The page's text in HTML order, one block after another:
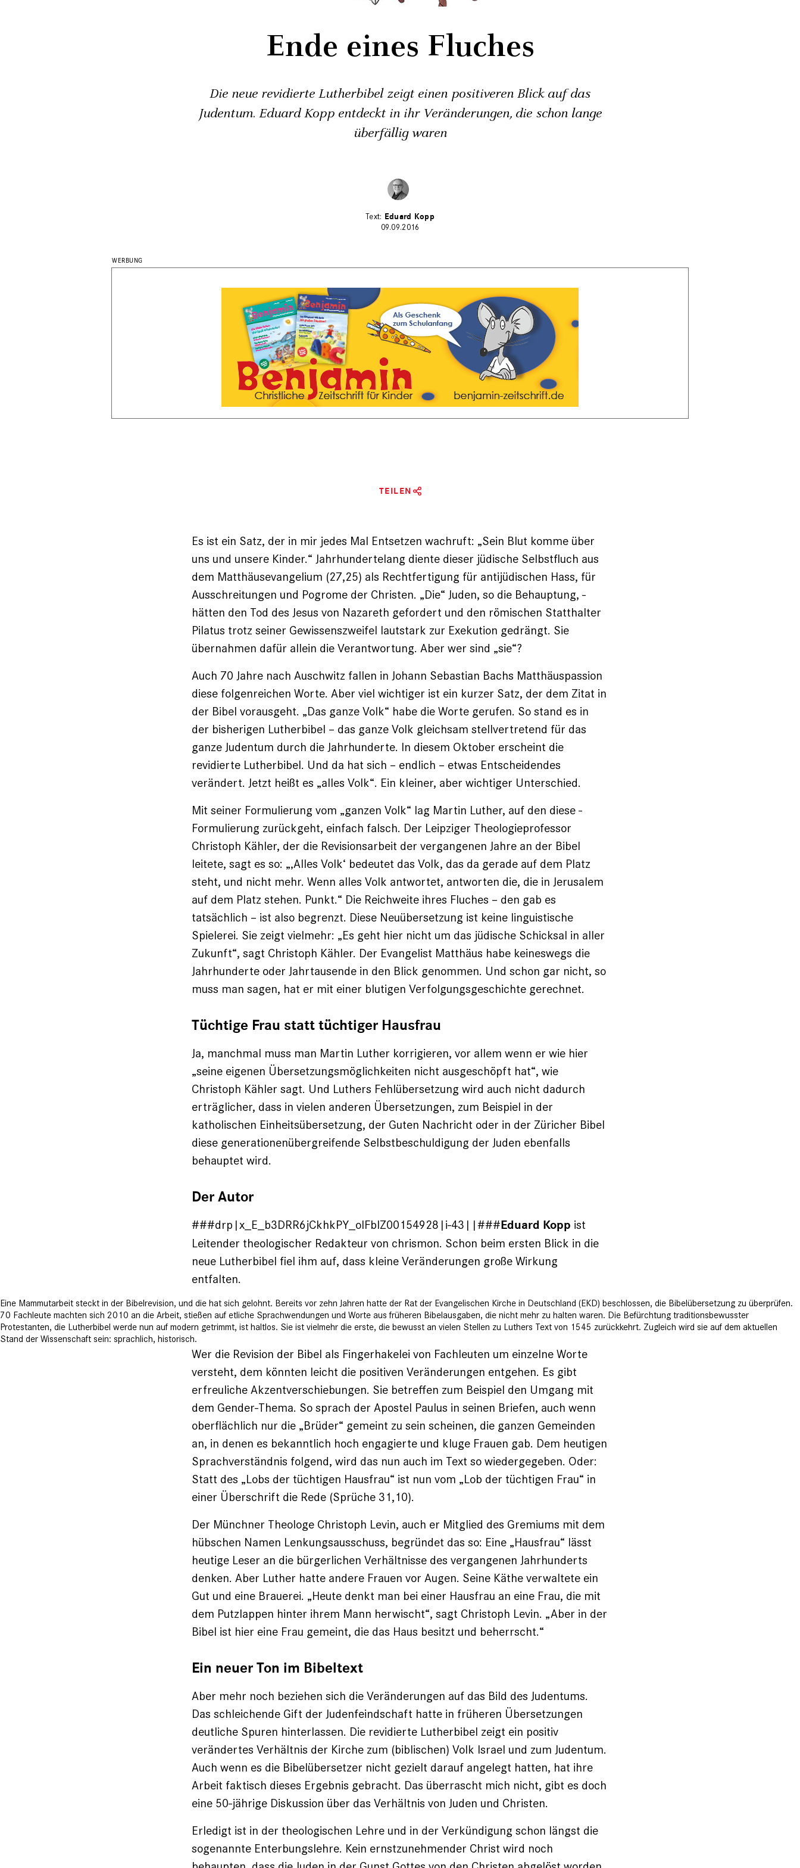
Ende eines Fluches
Die neue revidierte Lutherbibel zeigt einen positiveren Blick auf das
Judentum. Eduard Kopp ­entdeckt in ihr Veränderungen, die schon lange
überfällig waren
Eduard Kopp
09.09.2016
TEILEN
Es ist ein Satz, der in mir jedes Mal Entsetzen wachruft: „Sein Blut komme über
uns und unsere Kinder.“ Jahrhundertelang diente dieser jüdische Selbstfluch aus
dem Matthäusevangelium (27,25) als Rechtfertigung für antijüdischen Hass, für
Ausschreitungen und Pogrome der Christen. „Die“ Juden, so die Behauptung, ­
hätten den Tod des Jesus von Nazareth gefordert und den römischen Statthalter
Pilatus trotz seiner Gewissenszweifel lautstark zur Exekution gedrängt. Sie
übernahmen dafür allein die Verantwortung. Aber wer sind „sie“?
Auch 70 Jahre nach Auschwitz fallen in Johann Sebastian Bachs Matthäuspassion
diese folgenreichen Worte. Aber viel wichtiger ist ein kurzer Satz, der dem Zitat in
der Bibel vorausgeht. „Das ganze Volk“ habe die Worte gerufen. So stand es in
der bisherigen ­Lutherbibel – das ganze Volk gleichsam stellvertretend für das
ganze Judentum durch die Jahrhunderte. In diesem Oktober erscheint die
revidierte Lutherbibel. Und ­da hat sich – endlich – etwas Entscheidendes
verändert. Jetzt heißt es „alles Volk“. Ein kleiner, aber wichtiger Unterschied.
Mit seiner Formulierung vom „ganzen Volk“ lag Martin Luther, auf den diese ­
Formulierung zurückgeht, einfach falsch. Der Leipziger Theologieprofessor
Christoph Kähler, der die Revisionsarbeit der vergangenen Jahre an der Bibel
leitete, sagt es so: „‚Alles Volk‘ bedeutet das Volk, das da gerade auf dem Platz
steht, und nicht mehr. Wenn alles Volk antwortet, antworten die, die in Jerusalem
auf dem Platz stehen. Punkt.“ Die Reichweite ihres Fluches – den gab es
tatsächlich – ist also begrenzt. Diese Neuübersetzung ist keine linguistische
Spielerei. Sie zeigt vielmehr: „Es geht hier nicht um das jüdische Schicksal in aller
Zukunft“, sagt Christoph Kähler. Der Evangelist Matthäus habe keineswegs die
Jahrhunderte oder Jahrtausende in den Blick genommen. Und schon gar nicht, so
muss man sagen, hat er mit einer blutigen Verfolgungsgeschichte gerechnet.
Tüchtige Frau statt tüchtiger Hausfrau
Ja, manchmal muss man Martin Luther korrigieren, vor allem wenn er wie hier
„seine eigenen Übersetzungsmöglichkeiten nicht ausgeschöpft hat“, wie
Christoph Kähler sagt. Und Luthers Fehlübersetzung wird auch nicht dadurch
erträglicher, dass in vielen anderen Übersetzungen, zum Beispiel in der
katholischen Einheitsübersetzung, der Guten Nachricht oder in der Züricher Bibel
diese generationenübergreifende Selbstbeschuldigung der Juden ebenfalls
behauptet wird.
Der Autor
###drp|x_E_b3DRR6jCkhkPY_oIFblZ00154928|i-43||###Eduard Kopp ist
Leitender theologischer Redakteur von chrismon. Schon beim ersten Blick in die
neue Lutherbibel fiel ihm auf, dass kleine Veränderungen große Wirkung
entfalten.
Eine Mammutarbeit steckt in der Bibelrevision, und die hat sich gelohnt. Bereits vor zehn Jahren hatte der Rat der Evangelischen Kirche in Deutschland (EKD) beschlossen, die Bibelübersetzung zu überprüfen.
70 Fachleute machten sich 2010 an die Arbeit, stießen auf etliche Sprachwendungen und Worte aus früheren Bibelaus­gaben, die nicht mehr zu halten waren. Die Befürchtung traditions­bewusster
Protestanten, die Lutherbibel werde nun auf modern getrimmt, ist haltlos. Sie ist vielmehr die erste, die bewusst an vielen Stellen zu ­Luthers Text von 1545 zurückkehrt. Zugleich wird sie auf dem aktuellen
Stand der Wissenschaft sein: sprachlich, historisch.
Wer die Revision der Bibel als Fingerhakelei von Fachleuten um einzelne Worte
versteht, dem könnten leicht die positiven Veränderungen entgehen. Es gibt
erfreuliche Akzentverschiebungen. Sie betreffen zum Beispiel den Umgang mit
dem Gender-Thema. So sprach der Apostel Paulus in seinen Briefen, auch wenn
oberflächlich nur die „Brüder“ gemeint zu sein ­scheinen, die ganzen Gemeinden
an, in denen es bekanntlich hoch engagierte und kluge Frauen gab. Dem heutigen
Sprachverständnis folgend, wird das nun auch im Text so wiedergegeben. Oder:
Statt des „Lobs der tüchtigen Hausfrau“ ist nun vom „Lob der tüchtigen Frau“ in
einer Überschrift die Rede (Sprüche 31,10).
Der Münchner Theologe Christoph Levin, auch er Mitglied des Gremiums mit dem
hübschen Namen Lenkungsausschuss, begründet das so: Eine „Hausfrau“ lässt
heutige Leser an die bürgerlichen Verhältnisse des vergangenen Jahrhunderts
denken. Aber Luther hatte andere Frauen vor Augen. Seine Käthe verwaltete ein
Gut und eine Brauerei. „Heute denkt man bei einer Hausfrau an eine Frau, die mit
dem Putzlappen hinter ihrem Mann herwischt“, sagt Christoph Levin. „Aber in der
Bibel ist hier eine Frau gemeint, die das Haus besitzt und beherrscht.“
Ein neuer Ton im Bibeltext
Aber mehr noch beziehen sich die Veränderungen auf das Bild des Judentums.
Das schleichende Gift der Judenfeindschaft hatte in früheren Übersetzungen
deutliche Spuren hinterlassen. Die revidierte Lutherbibel zeigt ein positiv
verändertes Verhältnis der Kirche zum (biblischen) Volk Israel und zum Judentum.
Auch wenn es die Bibelübersetzer nicht gezielt darauf angelegt hatten, hat ihre
Arbeit faktisch dieses Ergebnis gebracht. Das überrascht mich nicht, gibt es doch
eine 50-jährige Diskussion über das Verhältnis von Juden und Christen.
Erledigt ist in der theologischen Lehre und in der Verkündigung schon längst die
sogenannte Enterbungslehre. Kein ernstzunehmender Christ wird noch